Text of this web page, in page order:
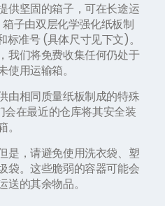
供坚固的箱子，可在长途运
子由双层化学强化纸板制
准号 (具体尺寸见下文)。
我们将免费收集任何仍处于
使用运输箱。
由相同质量纸板制成的特殊
会在最近的仓库将其安全装
。
是，请避免使用洗衣袋、塑
袋。这些脆弱的容器可能会
送的其余物品。